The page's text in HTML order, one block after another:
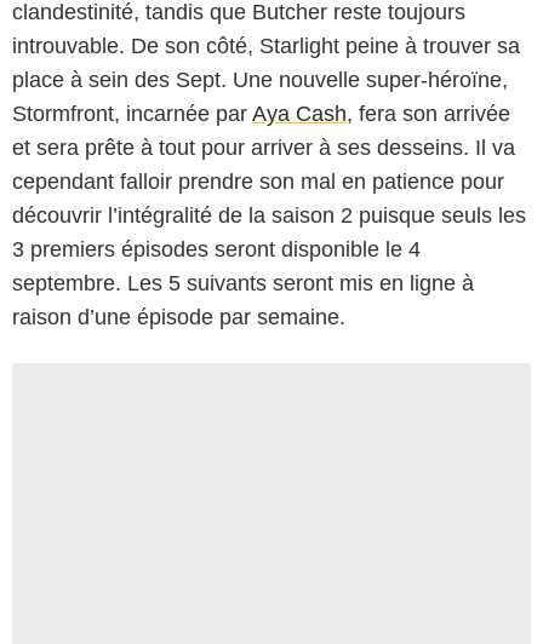
clandestinité, tandis que Butcher reste toujours
introuvable. De son côté, Starlight peine à trouver sa
place à sein des Sept. Une nouvelle super-héroïne,
Stormfront, incarnée par Aya Cash, fera son arrivée
et sera prête à tout pour arriver à ses desseins. Il va
cependant falloir prendre son mal en patience pour
découvrir l’intégralité de la saison 2 puisque seuls les
3 premiers épisodes seront disponible le 4
septembre. Les 5 suivants seront mis en ligne à
raison d’une épisode par semaine.